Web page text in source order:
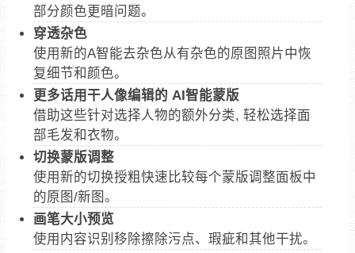
部分颜色更暗问题。
穿透杂色
使用新的A智能去杂色从有杂色的原图照片中恢
复细节和颜色。
更多话用干人像编辑的 AI智能蒙版
借助这些针对选择人物的额外分类, 轻松选择面
部毛发和衣物。
切换蒙版调整
使用新的切换授粗快速比较每个蒙版调整面板中
的原图/新图。
画笔大小预览
使用内容识别移除擦除污点、瑕疵和其他干扰。